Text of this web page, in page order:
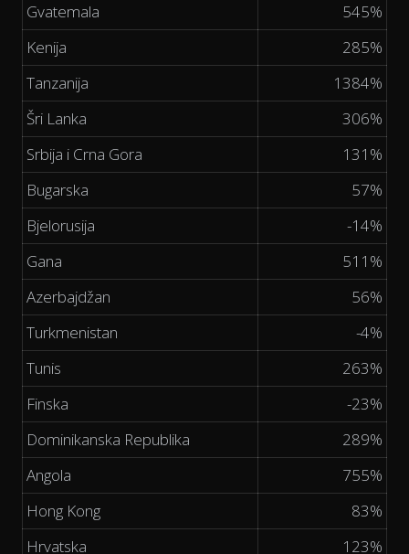
Gvatemala
545%
Kenija
285%
Tanzanija
1384%
Šri Lanka
306%
Srbija i Crna Gora
131%
Bugarska
57%
Bjelorusija
-14%
Gana
511%
Azerbajdžan
56%
Turkmenistan
-4%
Tunis
263%
Finska
-23%
Dominikanska Republika
289%
Angola
755%
Hong Kong
83%
Hrvatska
123%